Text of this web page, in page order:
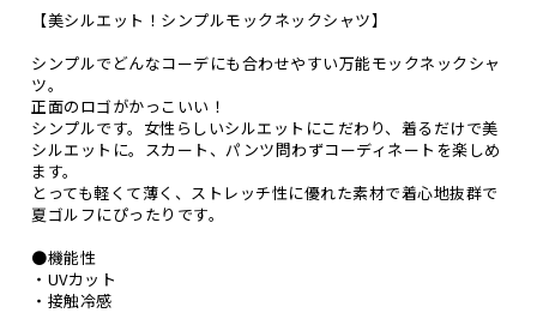
【美シルエット！シンプルモックネックシャツ】
シンプルでどんなコーデにも合わせやすい万能モックネックシャ
ツ。
正面のロゴがかっこいい！
シンプルです。女性らしいシルエットにこだわり、着るだけで美
シルエットに。スカート、パンツ問わずコーディネートを楽しめ
ます。
とっても軽くて薄く、ストレッチ性に優れた素材で着心地抜群で
夏ゴルフにぴったりです。
●機能性
・UVカット
・接触冷感